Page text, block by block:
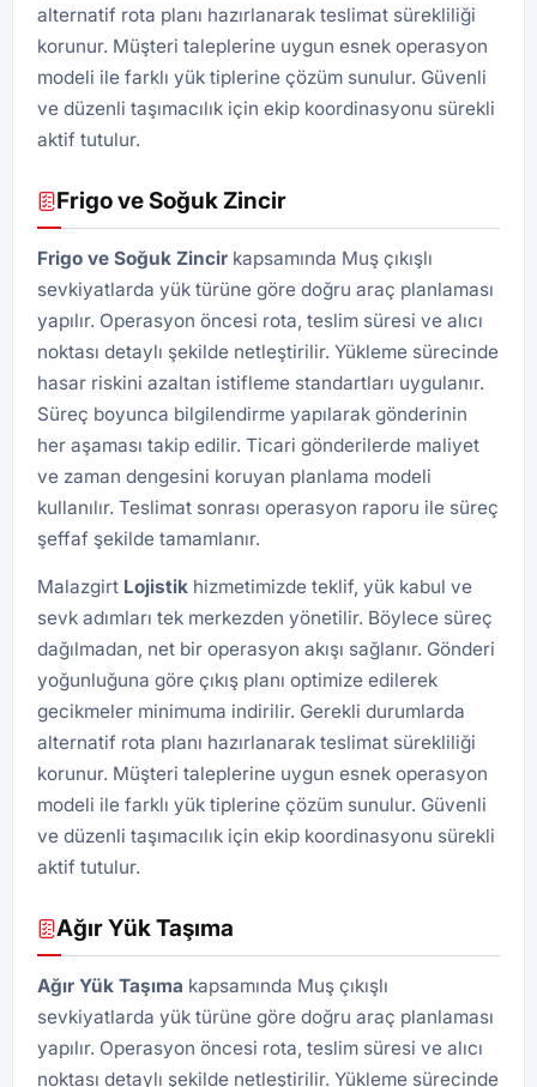
alternatif rota planı hazırlanarak teslimat sürekliliği
korunur. Müşteri taleplerine uygun esnek operasyon
modeli ile farklı yük tiplerine çözüm sunulur. Güvenli
ve düzenli taşımacılık için ekip koordinasyonu sürekli
aktif tutulur.
Frigo ve Soğuk Zincir
Frigo ve Soğuk Zincir kapsamında Muş çıkışlı
sevkiyatlarda yük türüne göre doğru araç planlaması
yapılır. Operasyon öncesi rota, teslim süresi ve alıcı
noktası detaylı şekilde netleştirilir. Yükleme sürecinde
hasar riskini azaltan istifleme standartları uygulanır.
Süreç boyunca bilgilendirme yapılarak gönderinin
her aşaması takip edilir. Ticari gönderilerde maliyet
ve zaman dengesini koruyan planlama modeli
kullanılır. Teslimat sonrası operasyon raporu ile süreç
şeffaf şekilde tamamlanır.
Malazgirt Lojistik hizmetimizde teklif, yük kabul ve
sevk adımları tek merkezden yönetilir. Böylece süreç
dağılmadan, net bir operasyon akışı sağlanır. Gönderi
yoğunluğuna göre çıkış planı optimize edilerek
gecikmeler minimuma indirilir. Gerekli durumlarda
alternatif rota planı hazırlanarak teslimat sürekliliği
korunur. Müşteri taleplerine uygun esnek operasyon
modeli ile farklı yük tiplerine çözüm sunulur. Güvenli
ve düzenli taşımacılık için ekip koordinasyonu sürekli
aktif tutulur.
Ağır Yük Taşıma
Ağır Yük Taşıma kapsamında Muş çıkışlı
sevkiyatlarda yük türüne göre doğru araç planlaması
yapılır. Operasyon öncesi rota, teslim süresi ve alıcı
noktası detaylı şekilde netleştirilir. Yükleme sürecinde